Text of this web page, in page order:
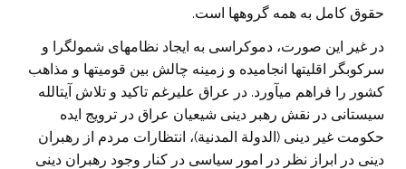
حقوق کامل به همه گروهها است.
در غیر این صورت، دموکراسی به ایجاد نظامهای شمولگرا و
سرکوبگر اقلیتها انجامیده و زمینه چالش بین قومیتها و مذاهب
کشور را فراهم میآورد. در عراق علیرغم تاکید و تلاش آیتالله
سیستانی در نقش رهبر دینی شیعیان عراق در ترویج ایده
حکومت غیر دینی (الدولة المدنیة)، انتظارات مردم از رهبران
دینی در ابراز نظر در امور سیاسی در کنار وجود رهبران دینی